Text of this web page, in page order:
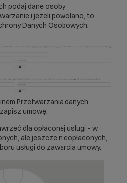
podaj dane osoby
i jeżeli powołano, to
Danych Osobowych.
Przetwarzania danych
umowę.
dla opłaconej usługi – w
ale jeszcze nieopłaconych,
usługi do zawarcia umowy.